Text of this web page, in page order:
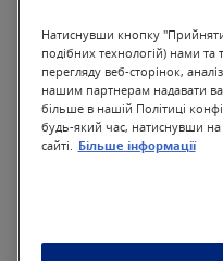
Основна ознака
вигляді невеликих
слизових оболонках.
свербінням, яке
дискомфорт.
Висипання з'являється
частині, і на обличчі),
Як лікувати
маленьких
Натиснувши кнопку
подібних технологій) нами
перегляду веб-сторінок,
нашим партнерам надавати
більше в нашій Політиці
будь-який час, натиснувши
сайті.
Більше інформації